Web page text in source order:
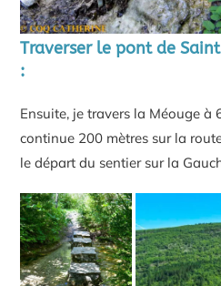
Traverser le pont de
:
Ensuite, je travers la Méouge à
continue 200 mètres sur la
le départ du sentier sur la